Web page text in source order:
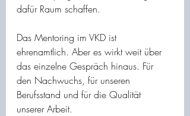
dafür Raum schaffen.
Das Mentoring im VKD ist
ehrenamtlich. Aber es wirkt weit über
das einzelne Gespräch hinaus. Für
den Nachwuchs, für unseren
Berufsstand und für die Qualität
unserer Arbeit.